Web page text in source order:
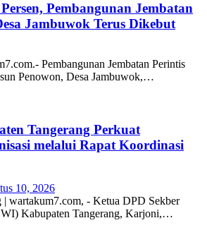
Pembangunan Jembatan
Jambuwok Terus Dikebut
Pembangunan Jembatan Perintis
Penowon, Desa Jambuwok,…
Tangerang Perkuat
melalui Rapat Koordinasi
10, 2026
| wartakum7.com, - Ketua DPD Sekber
Kabupaten Tangerang, Karjoni,…